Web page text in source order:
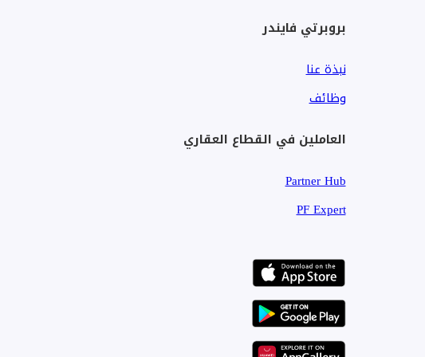
اوطان العقاريه متخصص فى إدارة العقارات يشمل التخصص
( ايجارات وبيع وشراء _ المبيعات العقارية)
تقديم خدمات تسجيل العقارات وتوثيقها
تقديم خدمات إستشارية للمستثمرين داخل السوق العقاري بدولة الامارات
بروبرتي فايندر
نبذة عنا
وظائف
العاملين في القطاع العقاري
Partner Hub
PF Expert